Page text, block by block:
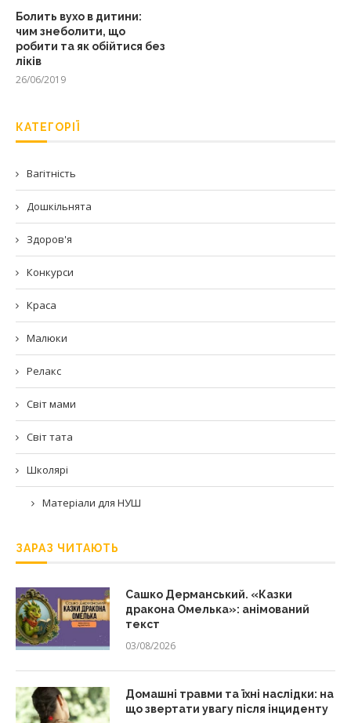
Болить вухо в дитини:
чим знеболити, що
робити та як обійтися без
ліків
26/06/2019
КАТЕГОРІЇ
Вагітність
Дошкільнята
Здоров'я
Конкурси
Краса
Малюки
Релакс
Світ мами
Світ тата
Школярі
Матеріали для НУШ
ЗАРАЗ ЧИТАЮТЬ
Сашко Дерманський. «Казки
дракона Омелька»: анімований
текст
03/08/2026
Домашні травми та їхні наслідки: на
що звертати увагу після інциденту